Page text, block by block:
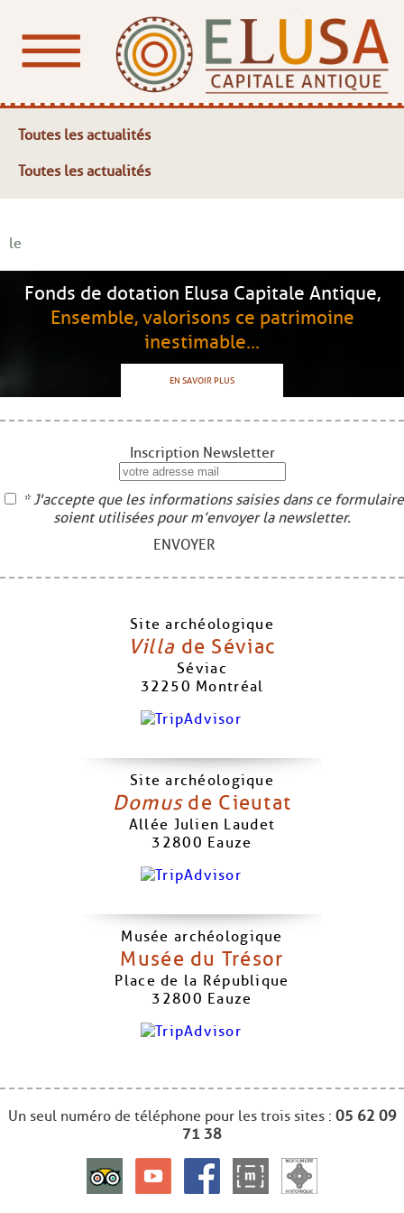
Toutes les actualités
Toutes les actualités
le
Fonds de dotation Elusa Capitale Antique,
Ensemble, valorisons ce patrimoine
inestimable...
EN SAVOIR PLUS
Inscription Newsletter
* J'accepte que les informations saisies dans ce formulaire
soient utilisées pour m’envoyer la newsletter.
ENVOYER
Site archéologique
Villa de Séviac
Séviac
32250 Montréal
Site archéologique
Domusde Cieutat
Allée Julien Laudet
32800 Eauze
Musée archéologique
Musée du Trésor
Place de la République
32800 Eauze
Un seul numéro de téléphone pour les trois sites : 05 62 09
71 38